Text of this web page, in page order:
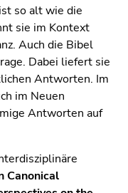
so alt wie die
sie im Kontext
Auch die Bibel
Dabei liefert sie
Antworten. Im
im Neuen
Antworten auf
Canonical